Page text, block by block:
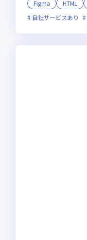
Figma
HTML
自社サービスあり